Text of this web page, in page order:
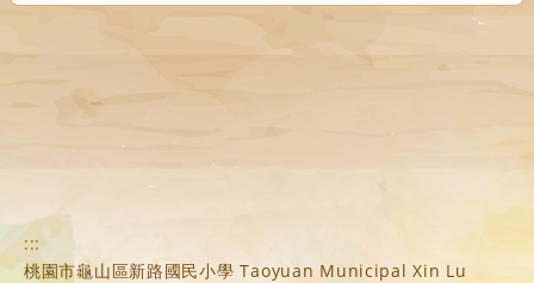
:::
桃園市龜山區新路國民小學 Taoyuan Municipal Xin Lu